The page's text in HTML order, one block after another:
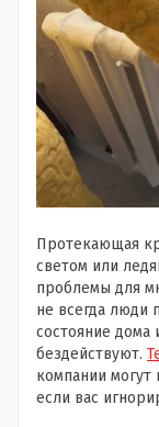
Протекающая
светом или
проблемы для
не всегда люди
состояние дома
бездействуют.
компании могут
если вас